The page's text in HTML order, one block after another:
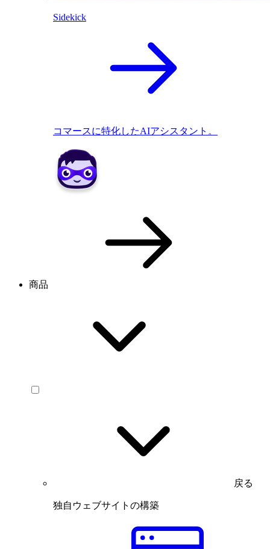
Sidekick
コマースに特化したAIアシスタント。
商品
戻る
独自ウェブサイトの構築